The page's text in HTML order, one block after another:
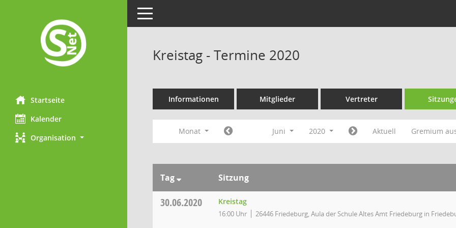
Startseite
Kalender
Organisation
Toggle navigation
Kreistag - Termine 2020
Informationen Mitglieder Vertreter
Monat Juni 2020 Aktuell Gremium
Tag Sitzung
30.06.2020 Kreistag
16:00 Uhr 26446 Friedeburg, Aula der Schule Altes Amt Friedeburg in